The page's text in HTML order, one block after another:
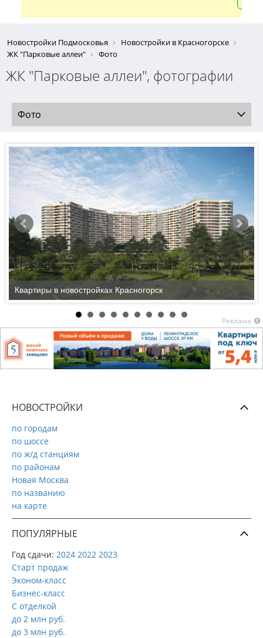
Новостройки Подмосковья
Новостройки в Красногорске
ЖК "Парковые аллеи"
Фото
ЖК "Парковые аллеи", фотографии
Фото
Квартиры в новостройках Красногорск
Реклама
НОВОСТРОЙКИ
по городам
по шоссе
по ж/д станциям
по районам
Новая Москва
по названию
на карте
ПОПУЛЯРНЫЕ
Год сдачи: 2024 2022 2023
Старт продаж
Эконом-класс
Бизнес-класс
С отделкой
до 2 млн руб.
до 3 млн руб.